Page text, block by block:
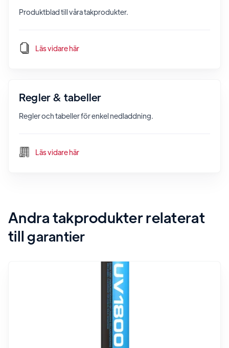
Produktblad till våra takprodukter.
Läs vidare här
Regler & tabeller
Regler och tabeller för enkel nedladdning.
Läs vidare här
Andra takprodukter relaterat
tillgarantier